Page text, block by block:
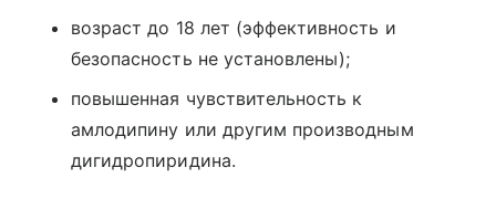
возраст до 18 лет (эффективность и
безопасность не установлены);
повышенная чувствительность к
амлодипину или другим производным
дигидропиридина.